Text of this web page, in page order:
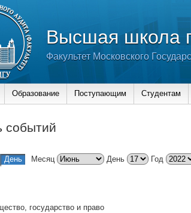
Высшая школа
Факультет Московского
Образование Поступающим Студентам
событий
День Месяц День Год
государство и право